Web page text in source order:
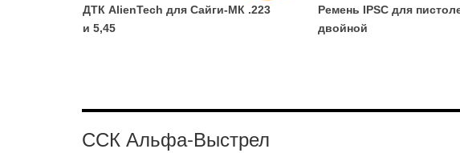
ДТК AlienTech для Сайги-МК .223
и 5,45
Ремень IPSC для
двойной
ССК Альфа-Выстрел